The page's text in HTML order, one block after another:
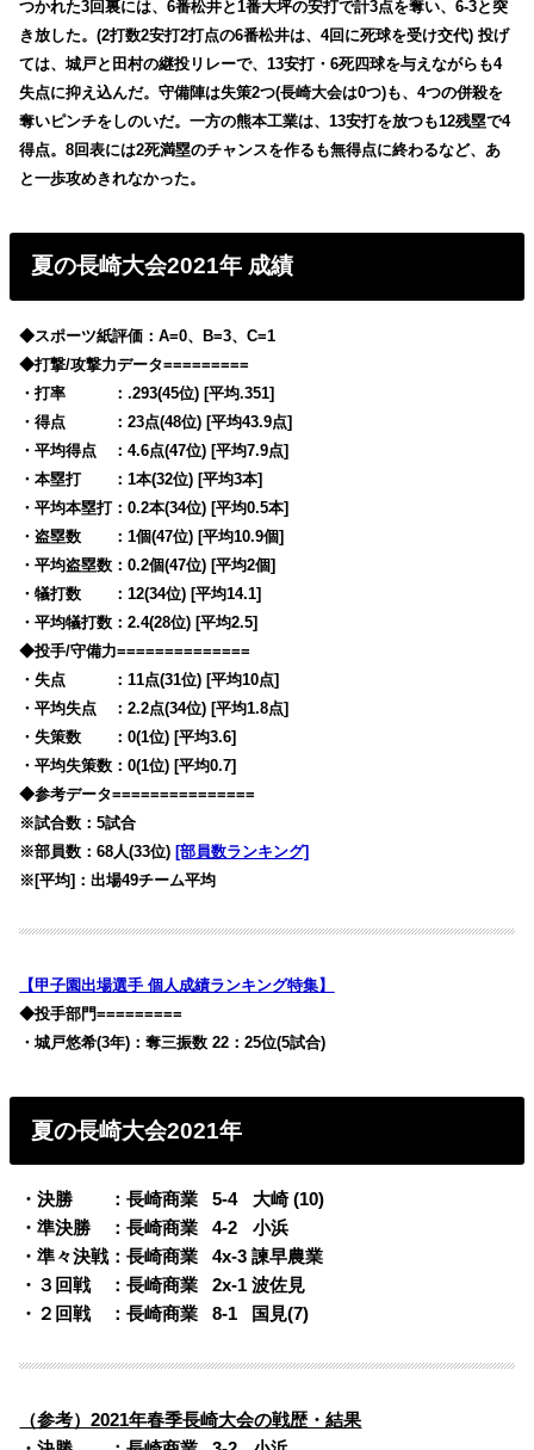
つかれた3回裏には、6番松井と1番大坪の安打で計3点を奪い、6-3と突
き放した。(2打数2安打2打点の6番松井は、4回に死球を受け交代) 投げ
ては、城戸と田村の継投リレーで、13安打・6死四球を与えながらも4
失点に抑え込んだ。守備陣は失策2つ(長崎大会は0つ)も、4つの併殺を
奪いピンチをしのいだ。一方の熊本工業は、13安打を放つも12残塁で4
得点。8回表には2死満塁のチャンスを作るも無得点に終わるなど、あ
と一歩攻めきれなかった。
夏の長崎大会2021年 成績
◆スポーツ紙評価：A=0、B=3、C=1
◆打撃/攻撃力データ=========
・打率 ：.293(45位) [平均.351]
・得点 ：23点(48位) [平均43.9点]
・平均得点 ：4.6点(47位) [平均7.9点]
・本塁打 ：1本(32位) [平均3本]
・平均本塁打：0.2本(34位) [平均0.5本]
・盗塁数 ：1個(47位) [平均10.9個]
・平均盗塁数：0.2個(47位) [平均2個]
・犠打数 ：12(34位) [平均14.1]
・平均犠打数：2.4(28位) [平均2.5]
◆投手/守備力==============
・失点 ：11点(31位) [平均10点]
・平均失点 ：2.2点(34位) [平均1.8点]
・失策数 ：0(1位) [平均3.6]
・平均失策数：0(1位) [平均0.7]
◆参考データ===============
※試合数：5試合
※部員数：68人(33位) [部員数ランキング]
※[平均]：出場49チーム平均
【甲子園出場選手 個人成績ランキング特集】
◆投手部門=========
・城戸悠希(3年)：奪三振数 22：25位(5試合)
夏の長崎大会2021年
・決勝 ：長崎商業 05-4
大崎 (10)
・準決勝
：長崎商業 04-2 o小浜
・準々決戦：長崎商業 04x-3 諫早農業
・３回戦・ ：長崎商業
2x-1 波佐見
・２回戦・ ：長崎商業 8-1 国見(7)
（参考）2021年春季長崎大会の戦歴・結果